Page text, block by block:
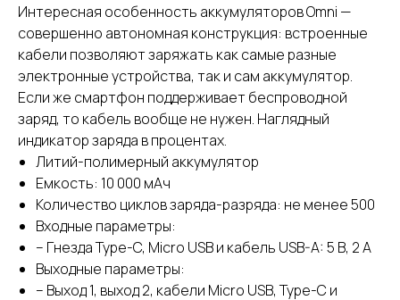
Интересная особенность аккумуляторов Omni —
совершенно автономная конструкция: встроенные
кабели позволяют заряжать как самые разные
электронные устройства, так и сам аккумулятор.
Если же смартфон поддерживает беспроводной
заряд, то кабель вообще не нужен. Наглядный
индикатор заряда в процентах.
Литий-полимерный аккумулятор
Емкость: 10 000 мАч
Количество циклов заряда-разряда: не менее 500
Входные параметры:
– Гнезда Type-C, Micro USB и кабель USB-A: 5 В, 2 A
Выходные параметры:
– Выход 1, выход 2, кабели Micro USB, Type-C и